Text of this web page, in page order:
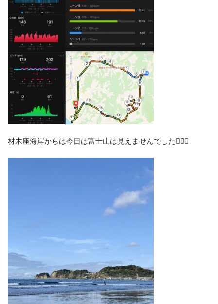
材木座海岸からは今日は富士山は見えませんでした🏄🏻‍♂️